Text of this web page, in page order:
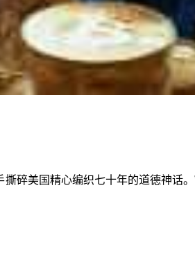
碎美国精心编织七十年的道德神话